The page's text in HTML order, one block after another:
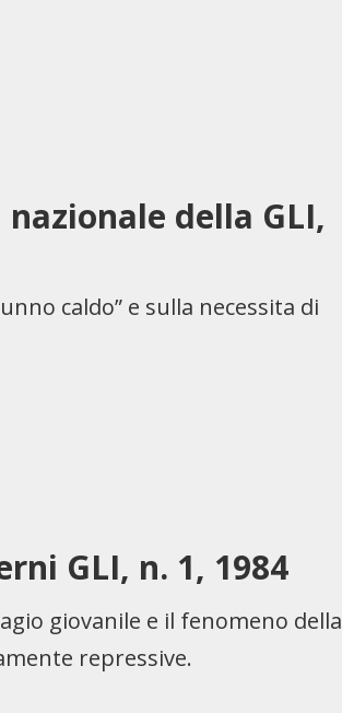
della GLI,
caldo” e sulla necessita di
GLI, n. 1, 1984
giovanile e il fenomeno della
repressive.